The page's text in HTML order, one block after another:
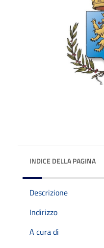
INDICE DELLA PAGINA
Descrizione
Indirizzo
A cura di